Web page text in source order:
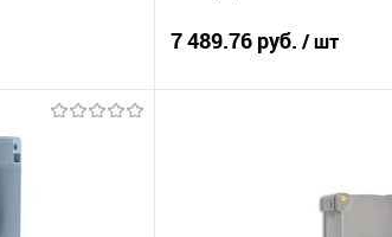
7 489.76 руб. / шт